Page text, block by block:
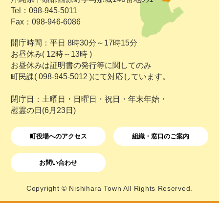
Tel：098-945-5011
Fax：098-946-6086
開庁時間：平日 8時30分～17時15分
お昼休み( 12時～13時 )
お昼休みは証明書の発行等に関してのみ
町民課( 098-945-5012 )にて対応しています。
閉庁日：土曜日・日曜日・祝日・年末年始・
慰霊の日(6月23日)
町役場へのアクセス 組織・窓口のご案内
お問い合わせ
Copyright © Nishihara Town All Rights Reserved.